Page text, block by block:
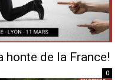
honte de la France!
0